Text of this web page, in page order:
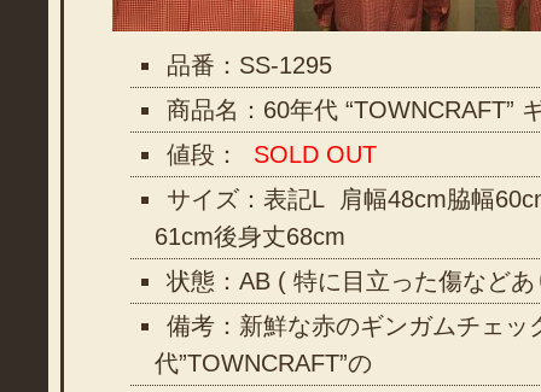
品番：SS-1295
商品名：60年代 “TOWNCRAFT”
値段： SOLD OUT
サイズ：表記L 肩幅48cm脇幅
61cm後身丈68cm
状態：AB ( 特に目立った傷など
備考：新鮮な赤のギンガムチェッ
代”TOWNCRAFT”の